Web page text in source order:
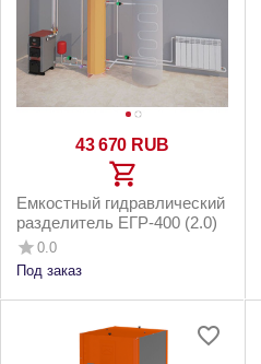
43 670 RUB
Емкостный гидравлический
разделитель ЕГР-400 (2.0)
0.0
Под заказ